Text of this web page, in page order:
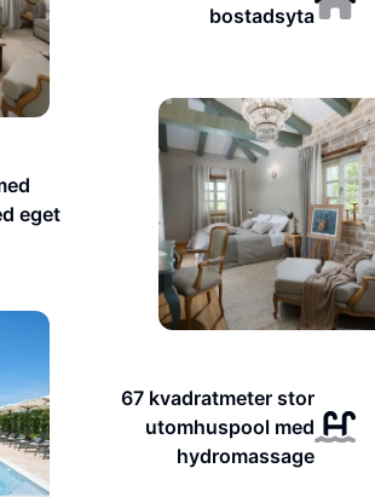
bostadsyta
eget
67 kvadratmeter stor
utomhuspool med
hydromassage